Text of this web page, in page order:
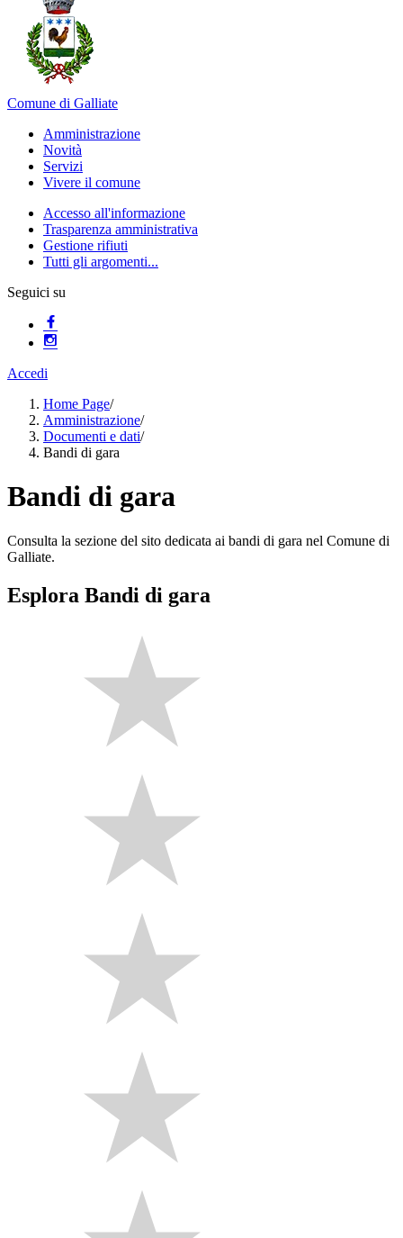
Comune di Galliate
Amministrazione
Novità
Servizi
Vivere il comune
Accesso all'informazione
Trasparenza amministrativa
Gestione rifiuti
Tutti gli argomenti...
Seguici su
Accedi
Home Page/
Amministrazione/
Documenti e dati/
Bandi di gara
Bandi di gara
Consulta la sezione del sito dedicata ai bandi di gara nel Comune di
Galliate.
Esplora Bandi di gara